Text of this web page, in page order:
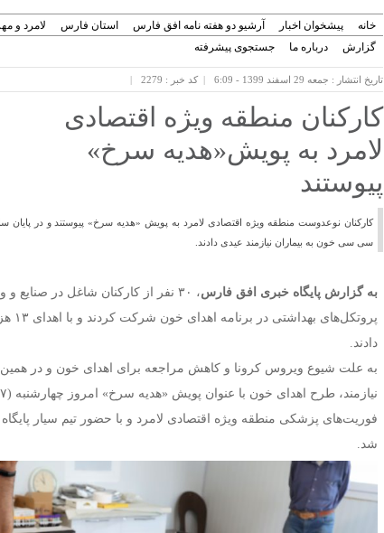
خانه پیشخوان اخبار آرشیو دو هفته نامه افق فارس استان فارس لامرد و
گزارش
درباره ما جستجوی پیشرفته
تاریخ انتشار : جمعه 29 اسفند 1399 - 6:09 کد خبر : 2279
کارکنان منطقه ویژه اقتصادی
لامرد به پویش«هدیه سرخ»
پیوستند
سی سی خون به بیماران نیازمند عیدی دادند.
به گزارش پایگاه خبری افق فارس
، ۳۰ نفر از کارکنان شاغل در
دادند.
به علت شیوع ویروس کرونا و کاهش مراجعه برای اهدای خون و در همین
فوریت‌های پزشکی منطقه ویژه اقتصادی لامرد و با حضور تیم سیار
شد.